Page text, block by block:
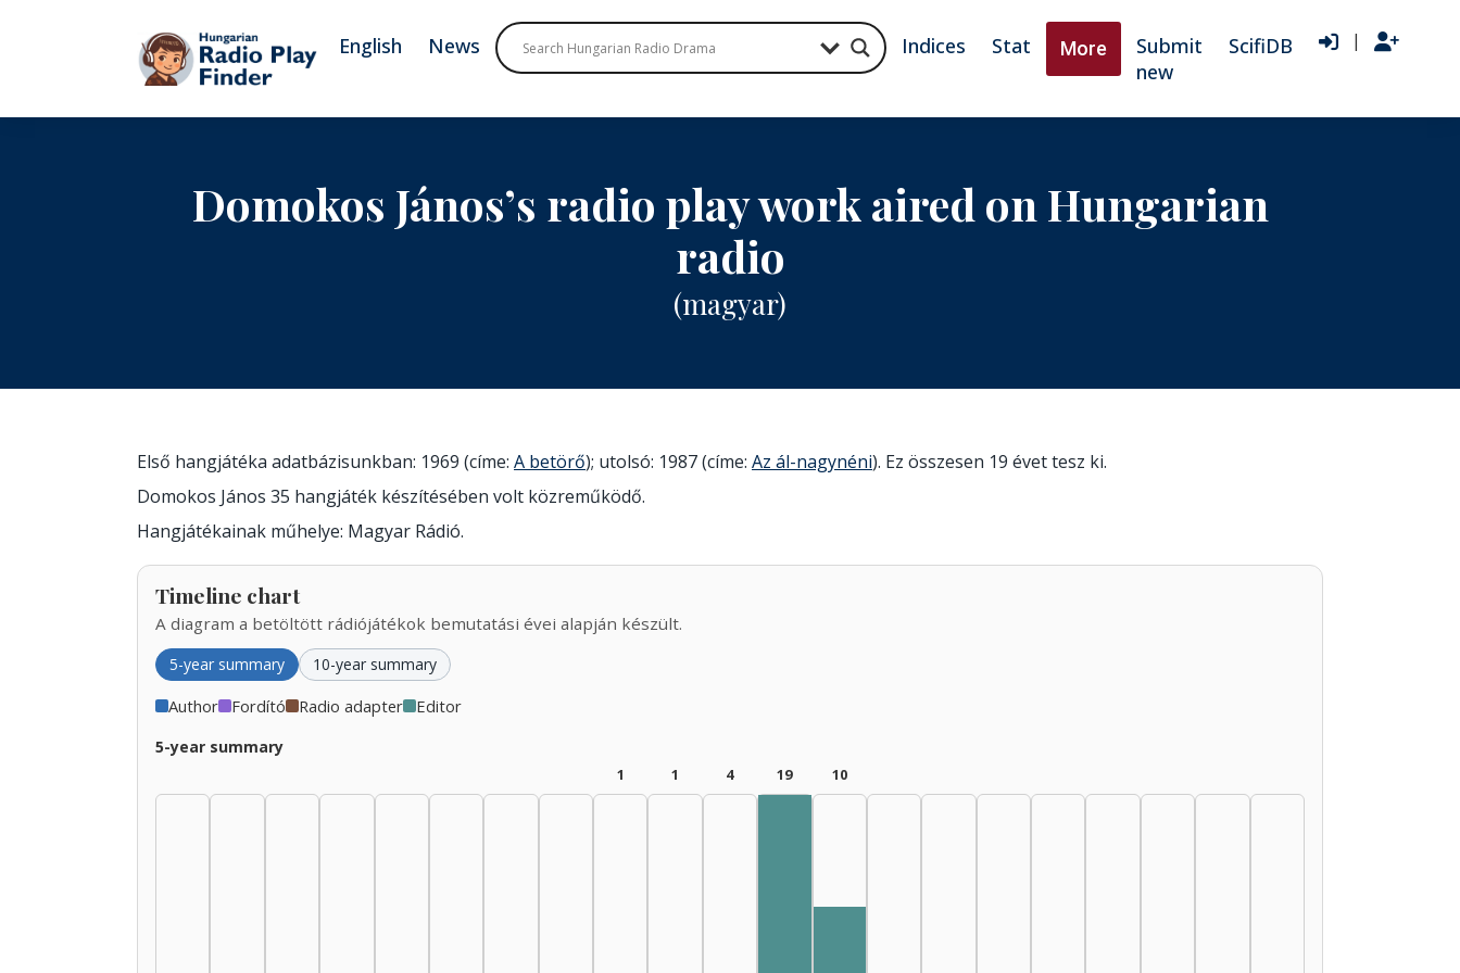
English News Indices Stat More
Submit
new
ScifiDB |
Domokos János’s radio play work aired on Hungarian
radio
(magyar)
Első hangjátéka adatbázisunkban: 1969 (címe: A betörő); utolsó: 1987 (címe: Az ál-nagynéni). Ez összesen 19 évet tesz ki.
Domokos János 35 hangjáték készítésében volt közreműködő.
Hangjátékainak műhelye: Magyar Rádió.
Timeline chart
A diagram a betöltött rádiójátékok bemutatási évei alapján készült.
5-year summary 10-year summary
Author Fordító Radio adapter Editor
5-year summary
1 1 4 19 10